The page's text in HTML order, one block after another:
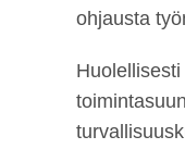
ohjausta